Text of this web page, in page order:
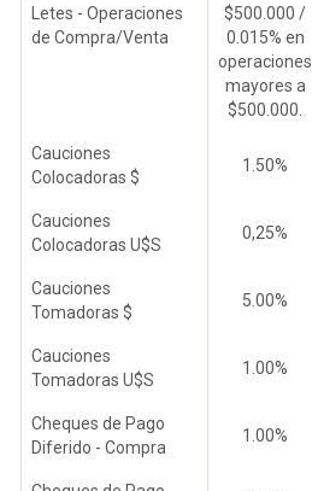
Letes - Operaciones
de Compra/Venta
$500.000 /
0.015% en
operaciones
mayores a
$500.000.
Cauciones
Colocadoras $
1.50%
Cauciones
Colocadoras U$S
0,25%
Cauciones
Tomadoras $
5.00%
Cauciones
Tomadoras U$S
1.00%
Cheques de Pago
Diferido - Compra
1.00%